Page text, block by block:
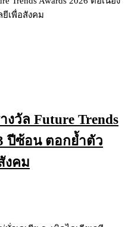
วัล Future Trends
ปีซ้อน ตอกย้ำตัว
งคม